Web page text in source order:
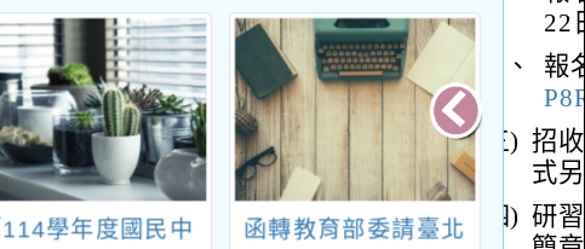
114學年度國民中
函轉教育部委請臺北
轉知